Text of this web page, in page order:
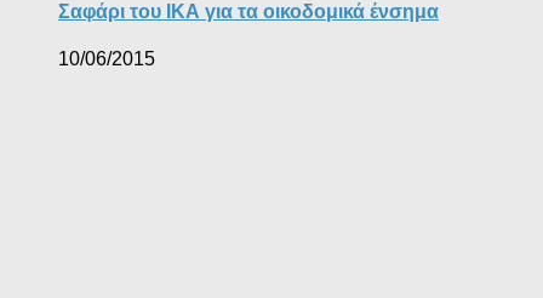
Σαφάρι του ΙΚΑ για τα οικοδομικά ένσημα
10/06/2015